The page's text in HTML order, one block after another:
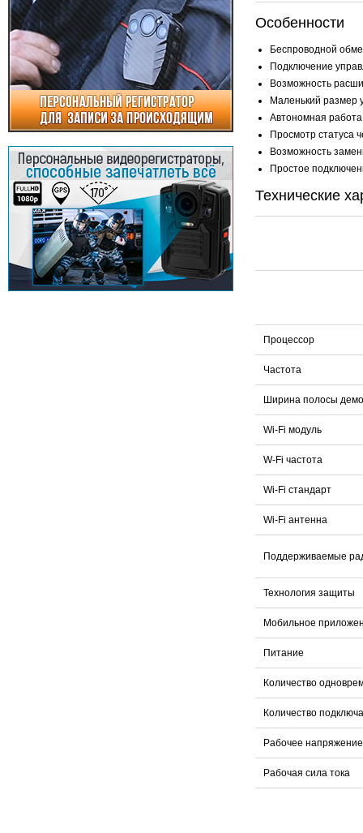
Особенности
Беспроводной
Подключение
Возможность
Маленький размер
Автономная
Просмотр статуса
Возможность
Простое
Технические
Процессор
Частота
Ширина полосы
Wi-Fi модуль
W-Fi частота
Wi-Fi стандарт
Wi-Fi антенна
Поддерживаемые
Технология защиты
Мобильное
Питание
Количество
Количество
Рабочее напряжение
Рабочая сила тока